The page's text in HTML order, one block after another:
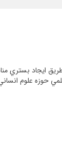
ايجاد بستري
حوزه علوم